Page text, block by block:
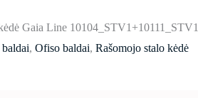
Gaia Line 10104_STV1+10111_STV1
, Ofiso baldai, Rašomojo stalo kėdė